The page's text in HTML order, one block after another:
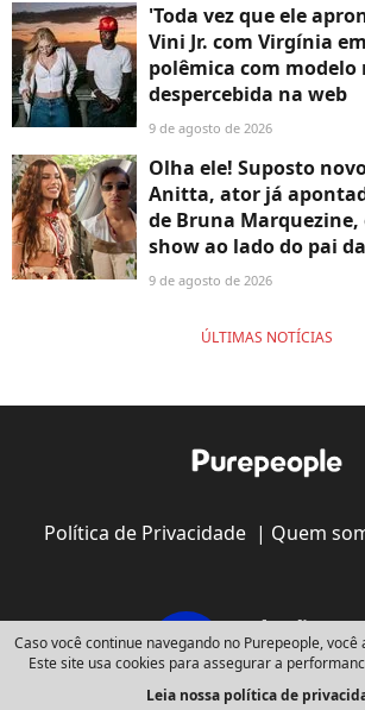
'Toda vez que ele
Vini Jr. com Virgínia
polêmica com modelo
despercebida na web
9 de agosto de 2026
Olha ele! Suposto
Anitta, ator já
de Bruna
show ao lado do pai
9 de agosto de 2026
ÚLTIMAS NOTÍCIAS
Política de Privacidade| Quem
Caso você continue navegando no Purepeople, você
Este site usa cookies para assegurar a
Leia nossa política de